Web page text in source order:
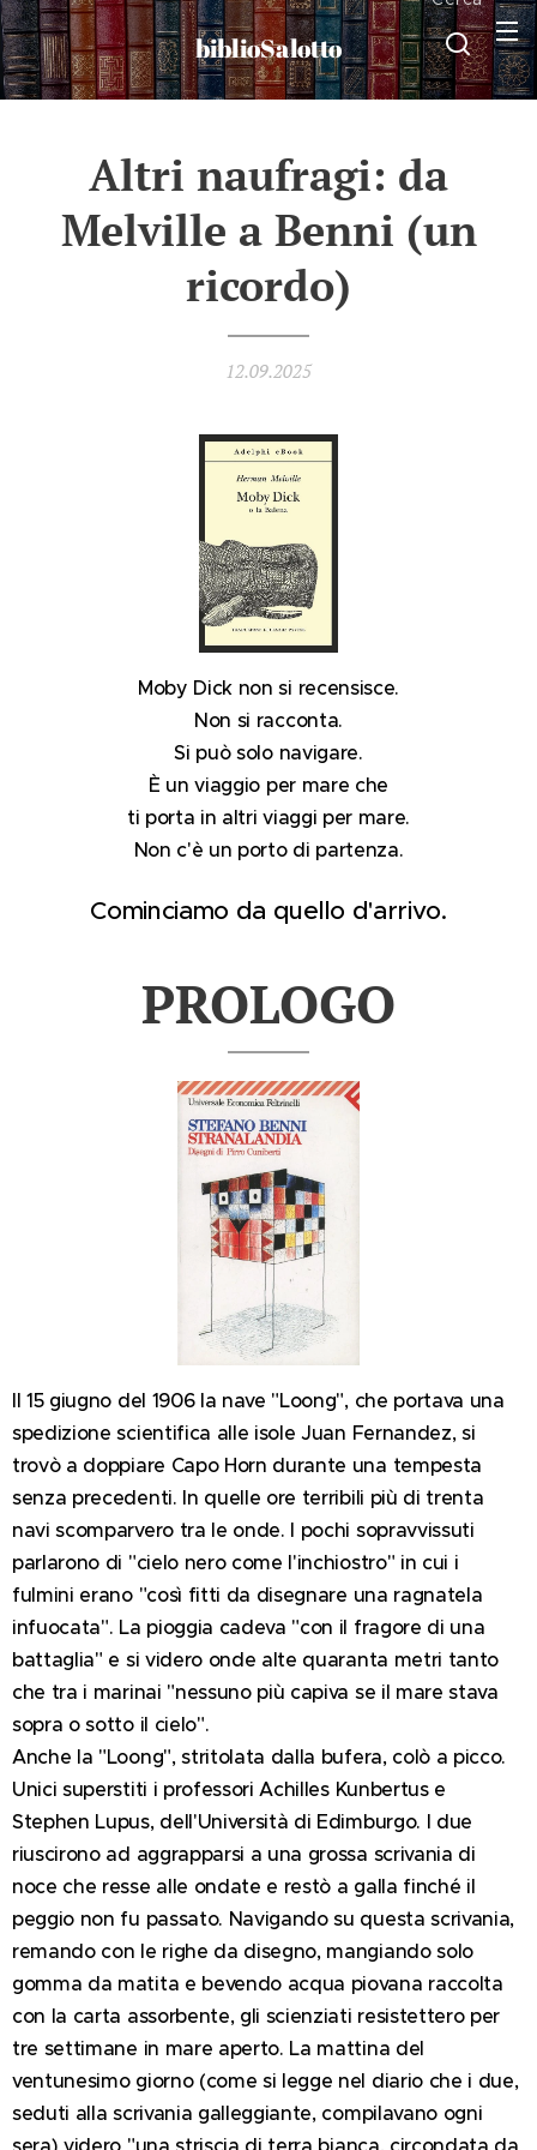
biblioSalotto
Altri naufragi: da
Melville a Benni (un
ricordo)
12.09.2025
Moby Dick non si recensisce.
Non si racconta.
Si può solo navigare.
È un viaggio per mare che
ti porta in altri viaggi per mare.
Non c'è un porto di partenza.
Cominciamo da quello d'arrivo.
PROLOGO
Il 15 giugno del 1906 la nave "Loong", che portava una
spedizione scientifica alle isole Juan Fernandez, si
trovò a doppiare Capo Horn durante una tempesta
senza precedenti. In quelle ore terribili più di trenta
navi scomparvero tra le onde. I pochi sopravvissuti
parlarono di "cielo nero come l'inchiostro" in cui i
fulmini erano "così fitti da disegnare una ragnatela
infuocata". La pioggia cadeva "con il fragore di una
battaglia" e si videro onde alte quaranta metri tanto
che tra i marinai "nessuno più capiva se il mare stava
sopra o sotto il cielo".
Anche la "Loong", stritolata dalla bufera, colò a picco.
Unici superstiti i professori Achilles Kunbertus e
Stephen Lupus, dell'Università di Edimburgo. I due
riuscirono ad aggrapparsi a una grossa scrivania di
noce che resse alle ondate e restò a galla finché il
peggio non fu passato. Navigando su questa scrivania,
remando con le righe da disegno, mangiando solo
gomma da matita e bevendo acqua piovana raccolta
con la carta assorbente, gli scienziati resistettero per
tre settimane in mare aperto. La mattina del
ventunesimo giorno (come si legge nel diario che i due,
seduti alla scrivania galleggiante, compilavano ogni
sera) videro "una striscia di terra bianca, circondata da